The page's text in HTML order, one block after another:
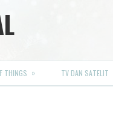
THINGS » TV DAN SATELIT